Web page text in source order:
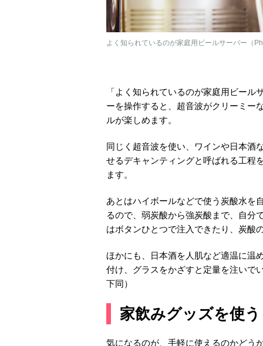
よく知られているのが家庭用ビールサーバー（
「よく知られているのが家庭用ビー
ーを操作すると、超音波がクリーミー
ルが楽しめます。
同じく超音波を使い、ワインや日本酒
せるデキャンティングと呼ばれる工程
ます。
あとはハイボールなどで使う炭酸水を
るので、弱炭酸から強炭酸まで、自分
はボタンひとつで注入できたり、炭酸
ほかにも、日本酒を人肌など適温に温
付け、グラスをかざすと定量を注いで
下同）
家飲みグッズを使
気になるのが、手軽に使えるのかどう